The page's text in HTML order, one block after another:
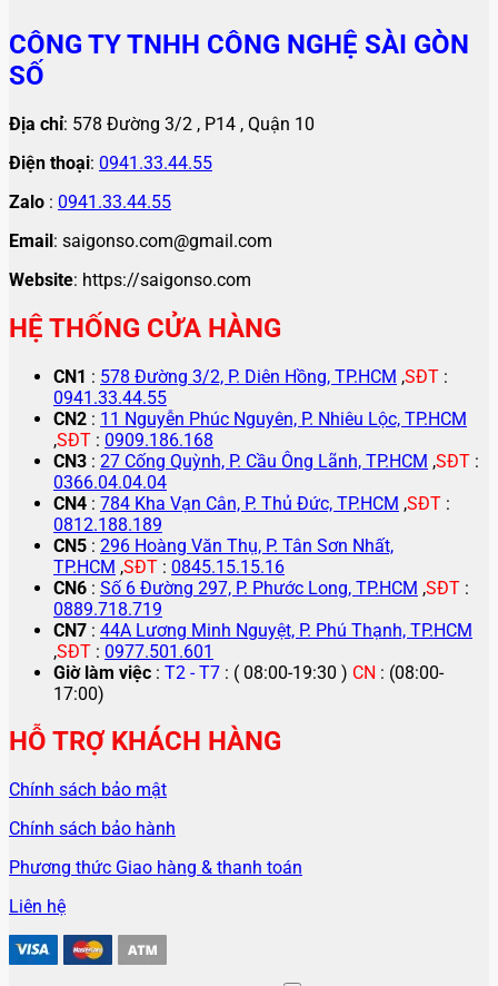
CÔNG TY TNHH CÔNG NGHỆ SÀI GÒN
SỐ
Địa chỉ: 578 Đường 3/2 , P14 , Quận 10
Điện thoại: 0941.33.44.55
Zalo : 0941.33.44.55
Email: saigonso.com@gmail.com
Website: https://saigonso.com
HỆ THỐNG CỬA HÀNG
CN1 : 578 Đường 3/2, P. Diên Hồng, TP.HCM ,SĐT :
0941.33.44.55
CN2 : 11 Nguyễn Phúc Nguyên, P. Nhiêu Lộc, TP.HCM
,SĐT : 0909.186.168
CN3 : 27 Cống Quỳnh, P. Cầu Ông Lãnh, TP.HCM ,SĐT :
0366.04.04.04
CN4 : 784 Kha Vạn Cân, P. Thủ Đức, TP.HCM ,SĐT :
0812.188.189
CN5 : 296 Hoàng Văn Thụ, P. Tân Sơn Nhất,
TP.HCM ,SĐT : 0845.15.15.16
CN6 : Số 6 Đường 297, P. Phước Long, TP.HCM ,SĐT :
0889.718.719
CN7 : 44A Lương Minh Nguyệt, P. Phú Thạnh, TP.HCM
,SĐT : 0977.501.601
Giờ làm việc : T2 - T7 : ( 08:00-19:30 ) CN : (08:00-
17:00)
HỖ TRỢ KHÁCH HÀNG
Chính sách bảo mật
Chính sách bảo hành
Phương thức Giao hàng & thanh toán
Liên hệ